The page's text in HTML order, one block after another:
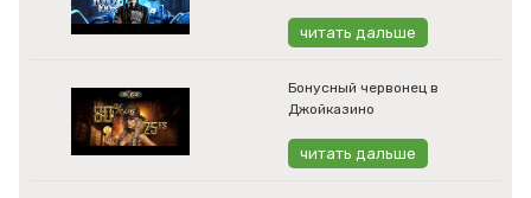
читать дальше
Бонусный червонец в
Джойказино
читать дальше